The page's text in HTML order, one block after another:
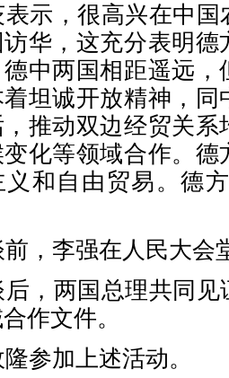
表示，很高兴在中
华，这充分表明
中两国相距遥远
坦诚开放精神，
推动双边经贸关
化等领域合作。
义和自由贸易。德
，李强在人民大会
后，两国总理共同
作文件。
参加上述活动。